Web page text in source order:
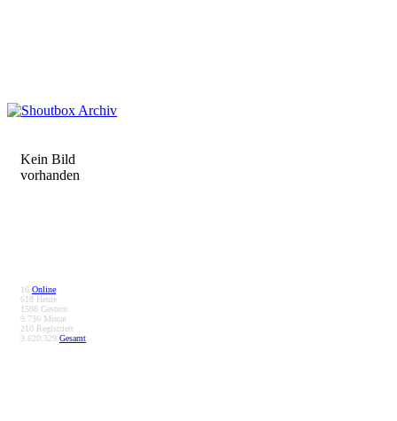
Kein Bild
vorhanden
16 Online
618 Heute
1598 Gestern
9.736 Monat
210 Registriert
3.620.329 Gesamt